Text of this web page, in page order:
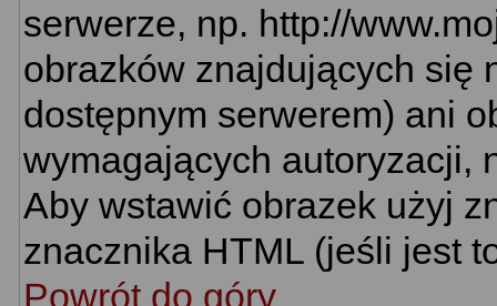
serwerze, np. http://
obrazków znajdujących się
dostępnym serwerem) ani
wymagających autoryzacji,
Aby wstawić obrazek użyj
znacznika HTML (jeśli jest
Powrót do góry